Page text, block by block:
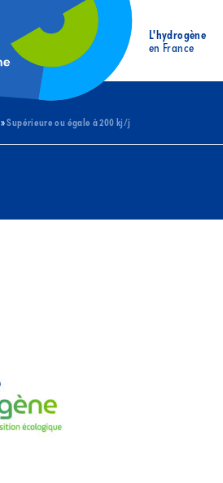
L'hydrogène
en France
»Supérieure ou égale à 200 kj/j